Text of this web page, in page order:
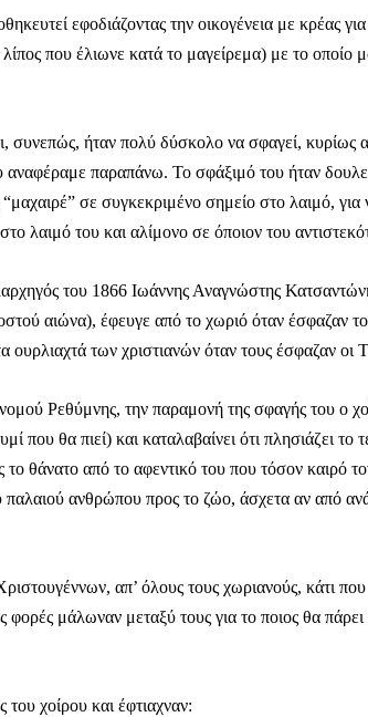
Ποιοι είμαστε
Στείλτε το άρθρο σας |
εφοδιάζοντας την οικογένεια με κρέας
που έλιωνε κατά το μαγείρεμα) με το οποίο
συνεπώς, ήταν πολύ δύσκολο να σφαγεί, κυρίως
αναφέραμε παραπάνω. Το σφάξιμό του ήταν
σε συγκεκριμένο σημείο στο λαιμό, για
λαιμό του και αλίμονο σε όποιον του
του 1866 Ιωάννης Αναγνώστης
αιώνα), έφευγε από το χωριό όταν έσφαζαν
ουρλιαχτά των χριστιανών όταν τους έσφαζαν οι
Ρεθύμνης, την παραμονή της σφαγής του ο
που θα πιεί) και καταλαβαίνει ότι πλησιάζει το
θάνατο από το αφεντικό του που τόσον καιρό
παλαιού ανθρώπου προς το ζώο, άσχετα αν από
απ’ όλους τους χωριανούς, κάτι που
φορές μάλωναν μεταξύ τους για το ποιος θα
χοίρου και έφτιαχναν: